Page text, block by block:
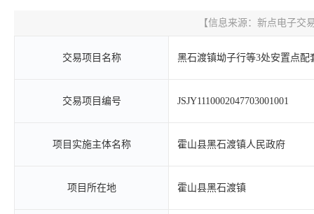
【信息来源： 新点电子交
交易项目名称 黑石渡镇坳子行等3处安置点配
交易项目编号 JSJY1110002047703001001
项目实施主体名称 霍山县黑石渡镇人民政府
项目所在地 霍山县黑石渡镇